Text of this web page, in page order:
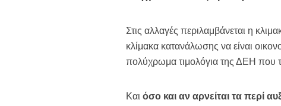
Στις αλλαγές περιλαμβάνεται η
κλίμακα κατανάλωσης να είναι
πολύχρωμα τιμολόγια της ΔΕΗ που
Και όσο και αν αρνείται τα περί